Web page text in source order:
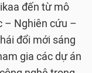
đến từ mô
– Nghiên cứu –
đổi mới sáng
gia các dự án